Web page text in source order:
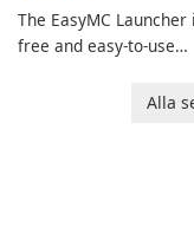
The EasyMC Launcher
free and easy-to-use
developed by
Alla